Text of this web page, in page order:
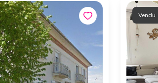
Vendu